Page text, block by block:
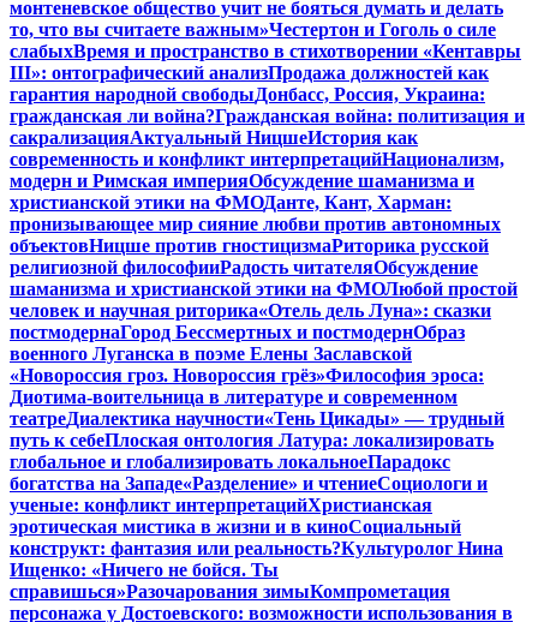
монтеневское общество учит не бояться думать и делать
то, что вы считаете важным»Честертон и Гоголь о силе
слабыхВремя и пространство в стихотворении «Кентавры
III»: онтографический анализПродажа должностей как
гарантия народной свободыДонбасс, Россия, Украина:
гражданская ли война?Гражданская война: политизация и
сакрализацияАктуальный НицшеИстория как
современность и конфликт интерпретацийНационализм,
модерн и Римская империяОбсуждение шаманизма и
христианской этики на ФМОДанте, Кант, Харман:
пронизывающее мир сияние любви против автономных
объектовНицше против гностицизмаРиторика русской
религиозной философииРадость читателяОбсуждение
шаманизма и христианской этики на ФМОЛюбой простой
человек и научная риторика«Отель дель Луна»: сказки
постмодернаГород Бессмертных и постмодернОбраз
военного Луганска в поэме Елены Заславской
«Новороссия гроз. Новороссия грёз»Философия эроса:
Диотима-воительница в литературе и современном
театреДиалектика научности«Тень Цикады» — трудный
путь к себеПлоская онтология Латура: локализировать
глобальное и глобализировать локальноеПарадокс
богатства на Западе«Разделение» и чтениеСоциологи и
ученые: конфликт интерпретацийХристианская
эротическая мистика в жизни и в киноСоциальный
конструкт: фантазия или реальность?Культуролог Нина
Ищенко: «Ничего не бойся. Ты
справишься»Разочарования зимыКомпрометация
персонажа у Достоевского: возможности использования в